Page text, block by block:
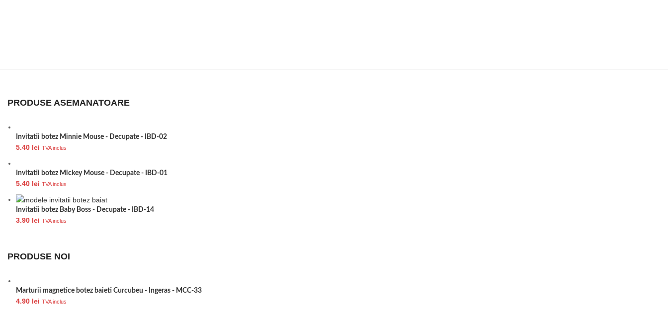
PRODUSE ASEMANATOARE
Invitatii botez Minnie Mouse - Decupate - IBD-02
5.40 lei TVA inclus
Invitatii botez Mickey Mouse - Decupate - IBD-01
5.40 lei TVA inclus
Invitatii botez Baby Boss - Decupate - IBD-14
3.90 lei TVA inclus
PRODUSE NOI
Marturii magnetice botez baieti Curcubeu - Ingeras - MCC-33
4.90 lei TVA inclus